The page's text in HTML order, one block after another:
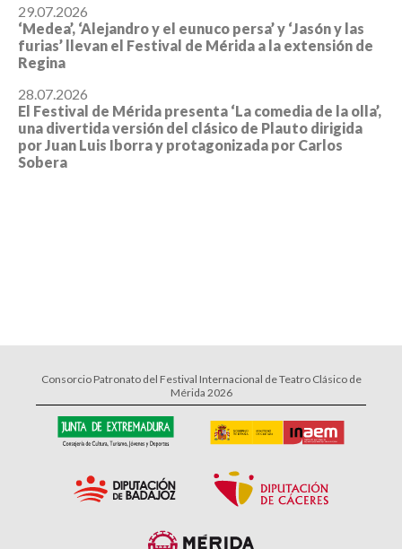
29.07.2026
‘Medea’, ‘Alejandro y el eunuco persa’ y ‘Jasón y las
furias’ llevan el Festival de Mérida a la extensión de
Regina
28.07.2026
El Festival de Mérida presenta ‘La comedia de la olla’,
una divertida versión del clásico de Plauto dirigida
por Juan Luis Iborra y protagonizada por Carlos
Sobera
Consorcio Patronato del Festival Internacional de Teatro Clásico de
Mérida 2026